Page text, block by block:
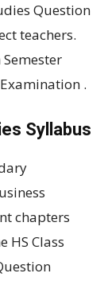
Question
teachers.
.
Syllabus
chapters
HS Class